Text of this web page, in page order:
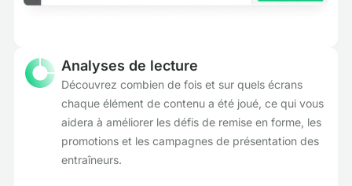
Analyses de lecture
Découvrez combien de fois et sur quels écrans
chaque élément de contenu a été joué, ce qui vous
aidera à améliorer les défis de remise en forme, les
promotions et les campagnes de présentation des
entraîneurs.